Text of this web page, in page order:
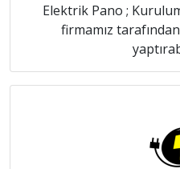
Elektrik Pano ;
firmamız